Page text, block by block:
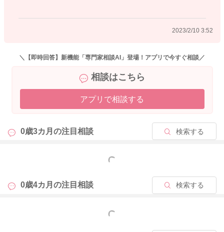
2023/2/10 3:52
＼【即時回答】新機能「専門家相談AI」登場！アプリで今すぐ相談／
相談はこちら
アプリで相談する
0歳3カ月の注目相談 検索する
もっと見る
0歳4カ月の注目相談 検索する
もっと見る